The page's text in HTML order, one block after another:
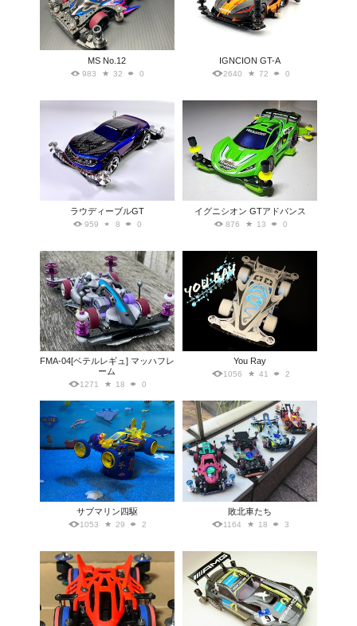
MS No.12
983 32 0
IGNCION GT-A
2640 72 0
ラウディーブルGT
959 8 0
イグニシオン GTアドバンス
876 13 0
FMA-04[ベテルレギュ] マッハフレ
ーム
1271 18 0
You Ray
1056 41 2
サブマリン四駆
1053 29 2
敗北車たち
1164 18 3